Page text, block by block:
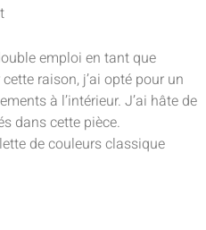
emploi en tant que
raison, j’ai opté pour un
à l’intérieur. J’ai hâte de
dans cette pièce.
de couleurs classique